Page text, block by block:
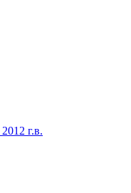
2012 г.в.